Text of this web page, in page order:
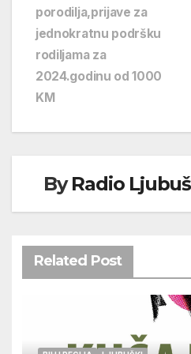
objava
porodilja,prijave za
jednokratnu podršku
rodiljama za
2024.godinu od 1000
KM
ByRadio
Related Post